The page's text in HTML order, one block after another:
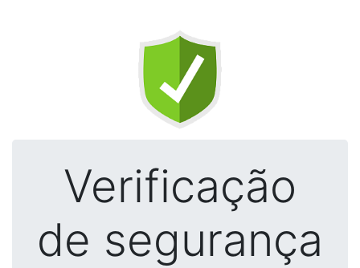
Verificação
de segurança